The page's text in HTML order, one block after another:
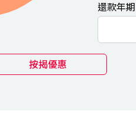
還款年期
按揭優惠